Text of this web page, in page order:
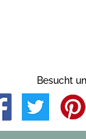
Besucht